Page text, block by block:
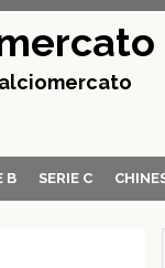
B SERIE C